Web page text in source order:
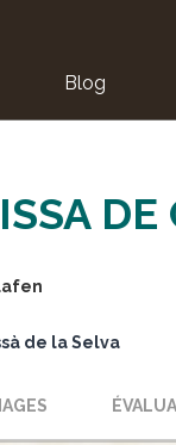
Blog
DE
de la Selva